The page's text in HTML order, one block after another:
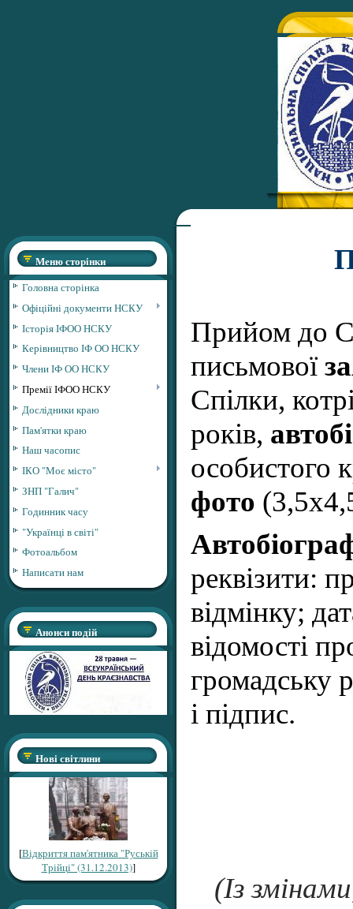
Меню сторінки
Головна сторінка
Офіційні документи НСКУ
Історія ІФОО НСКУ
Керівництво ІФ ОО НСКУ
Члени ІФ ОО НСКУ
Премії ІФОО НСКУ
Дослідники краю
Пам'ятки краю
Наш часопис
ІКО "Моє місто"
ЗНП "Галич"
Годинник часу
"Українці в світі"
Фотоальбом
Написати нам
Анонси подій
Нові світлини
[Відкриття пам'ятника "Руській
Трійці" (31.12.2013)]
Прийом до
письмової
Спілки,
років,
особистого
фото
реквізити:
відмінку;
відомості
громадську
і підпис.
(Із